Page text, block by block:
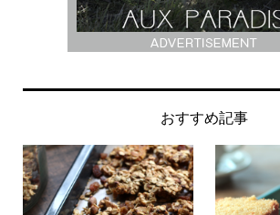
おすすめ記事